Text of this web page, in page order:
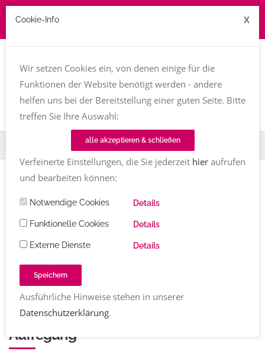
Home TT-Magazin
Bücher
Alle
WISSEN
Gendergerechte Sprache ganz ohne
Aufregung
Cookie-Info X
Wir setzen Cookies ein, von denen einige für die
Funktionen der Website benötigt werden - andere
helfen uns bei der Bereitstellung einer guten Seite. Bitte
treffen Sie Ihre Auswahl:
alle akzeptieren & schließen
Verfeinerte Einstellungen, die Sie jederzeit hieraufrufen
und bearbeiten können:
Notwendige Cookies Details
Funktionelle Cookies Details
Externe Dienste Details
Speichern
Ausführliche Hinweise stehen in unserer
Datenschutzerklärung.